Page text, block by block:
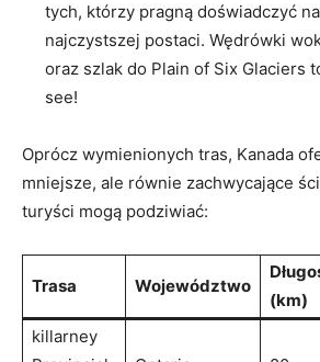
tych, którzy ​pragną​ doświadczyć⁤
najczystszej postaci. Wędrówki
oraz szlak do⁤ Plain ⁢of Six⁢ Glaciers
see!
Oprócz wymienionych tras, Kanada
mniejsze,⁣ ale równie⁣ zachwycające‌
turyści mogą podziwiać:
Trasa Województwo
(km)
killarney